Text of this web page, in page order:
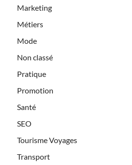
Marketing
Métiers
Mode
Non classé
Pratique
Promotion
Santé
SEO
Tourisme Voyages
Transport